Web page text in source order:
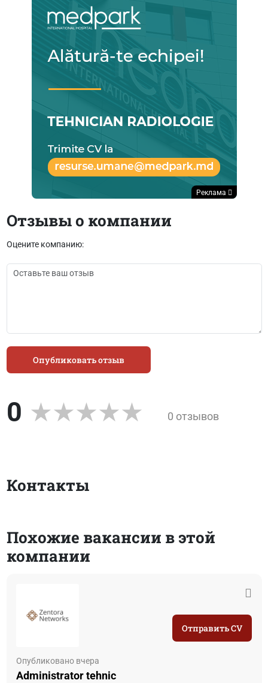
Реклама
Отзывы о компании
Оцените компанию:
Опубликовать отзыв
0 0 отзывов
Контакты
Похожие вакансии в этой
компании
Опубликовано вчера
Administrator tehnic
Отправить CV